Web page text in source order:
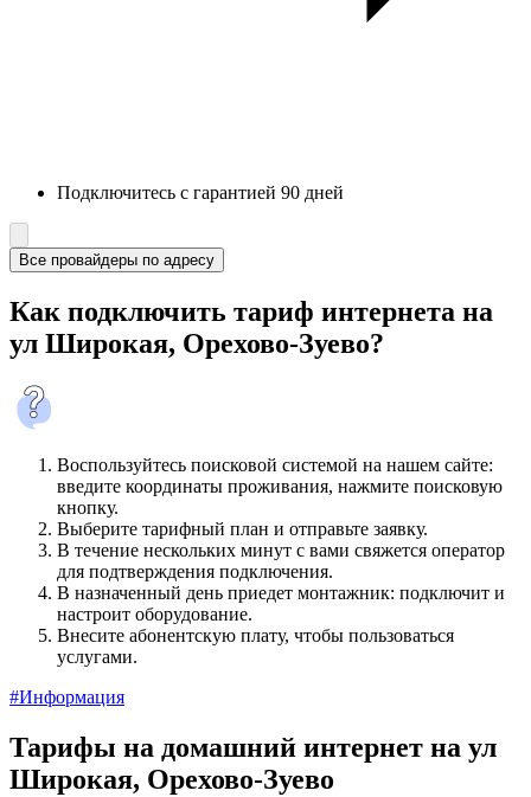
Подключитесь с гарантией 90 дней
Все провайдеры по адресу
Как подключить тариф интернета на
ул Широкая, Орехово-Зуево?
Воспользуйтесь поисковой системой на нашем сайте:
введите координаты проживания, нажмите поисковую
кнопку.
Выберите тарифный план и отправьте заявку.
В течение нескольких минут с вами свяжется оператор
для подтверждения подключения.
В назначенный день приедет монтажник: подключит и
настроит оборудование.
Внесите абонентскую плату, чтобы пользоваться
услугами.
#Информация
Тарифы на домашний интернет на ул
Широкая, Орехово-Зуево